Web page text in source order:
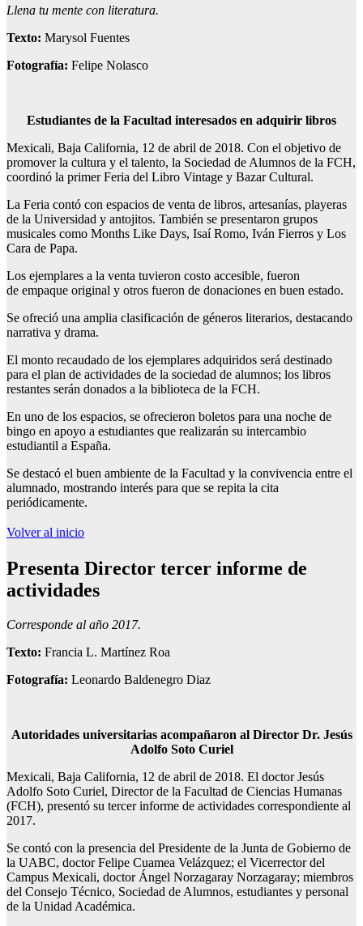
Llena tu mente con literatura.
Texto: Marysol Fuentes
Fotografía: Felipe Nolasco
Estudiantes de la Facultad interesados en adquirir libros
Mexicali, Baja California, 12 de abril de 2018. Con el objetivo de
promover la cultura y el talento, la Sociedad de Alumnos de la FCH,
coordinó la primer Feria del Libro Vintage y Bazar Cultural.
La Feria contó con espacios de venta de libros, artesanías, playeras
de la Universidad y antojitos. También se presentaron grupos
musicales como Months Like Days, Isaí Romo, Iván Fierros y Los
Cara de Papa.
Los ejemplares a la venta tuvieron costo accesible, fueron
de empaque original y otros fueron de donaciones en buen estado.
Se ofreció una amplia clasificación de géneros literarios, destacando
narrativa y drama.
El monto recaudado de los ejemplares adquiridos será destinado
para el plan de actividades de la sociedad de alumnos; los libros
restantes serán donados a la biblioteca de la FCH.
En uno de los espacios, se ofrecieron boletos para una noche de
bingo en apoyo a estudiantes que realizarán su intercambio
estudiantil a España.
Se destacó el buen ambiente de la Facultad y la convivencia entre el
alumnado, mostrando interés para que se repita la cita
periódicamente.
Volver al inicio
Presenta Director tercer informe de
actividades
Corresponde al año 2017.
Texto: Francia L. Martínez Roa
Fotografía: Leonardo Baldenegro Diaz
Autoridades universitarias acompañaron al Director Dr. Jesús
Adolfo Soto Curiel
Mexicali, Baja California, 12 de abril de 2018. El doctor Jesús
Adolfo Soto Curiel, Director de la Facultad de Ciencias Humanas
(FCH), presentó su tercer informe de actividades correspondiente al
2017.
Se contó con la presencia del Presidente de la Junta de Gobierno de
la UABC, doctor Felipe Cuamea Velázquez; el Vicerrector del
Campus Mexicali, doctor Ángel Norzagaray Norzagaray; miembros
del Consejo Técnico, Sociedad de Alumnos, estudiantes y personal
de la Unidad Académica.